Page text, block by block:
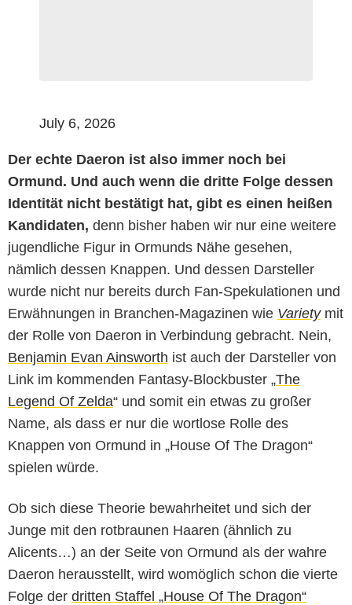
July 6, 2026
Der echte Daeron ist also immer noch bei
Ormund. Und auch wenn die dritte Folge dessen
Identität nicht bestätigt hat, gibt es einen heißen
Kandidaten, denn bisher haben wir nur eine weitere
jugendliche Figur in Ormunds Nähe gesehen,
nämlich dessen Knappen. Und dessen Darsteller
wurde nicht nur bereits durch Fan-Spekulationen und
Erwähnungen in Branchen-Magazinen wie Variety mit
der Rolle von Daeron in Verbindung gebracht. Nein,
Benjamin Evan Ainsworth ist auch der Darsteller von
Link im kommenden Fantasy-Blockbuster „The
Legend Of Zelda“ und somit ein etwas zu großer
Name, als dass er nur die wortlose Rolle des
Knappen von Ormund in „House Of The Dragon“
spielen würde.
Ob sich diese Theorie bewahrheitet und sich der
Junge mit den rotbraunen Haaren (ähnlich zu
Alicents…) an der Seite von Ormund als der wahre
Daeron herausstellt, wird womöglich schon die vierte
Folge der dritten Staffel „House Of The Dragon“